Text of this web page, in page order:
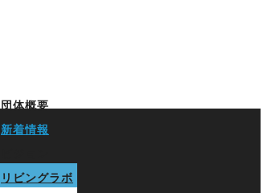
団体概要
新着情報
リビングラボ